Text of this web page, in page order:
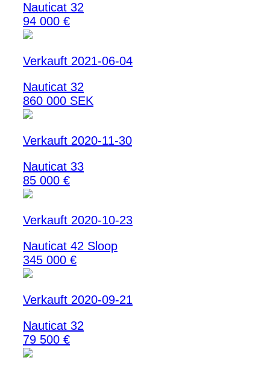
Nauticat 32
94 000 €
Verkauft 2021-06-04
Nauticat 32
860 000 SEK
Verkauft 2020-11-30
Nauticat 33
85 000 €
Verkauft 2020-10-23
Nauticat 42 Sloop
345 000 €
Verkauft 2020-09-21
Nauticat 32
79 500 €